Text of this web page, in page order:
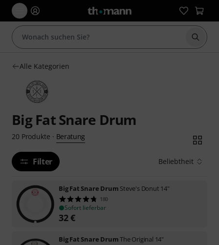
Suche
Alle Kategorien
Big Fat Snare Drum
20 Produkte · Beratung
Filter Beliebtheit
Big Fat Snare Drum Steve's Donut 14"
180
Sofort lieferbar
32€
Big Fat Snare DrumThe Original 14"